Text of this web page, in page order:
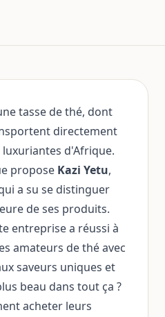
tasse de thé, dont
directement
d'Afrique.
propose Kazi Yetu,
a su se distinguer
de ses produits.
entreprise a réussi à
amateurs de thé avec
saveurs uniques et
beau dans tout ça ?
acheter leurs